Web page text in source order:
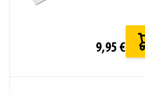
9,95 €